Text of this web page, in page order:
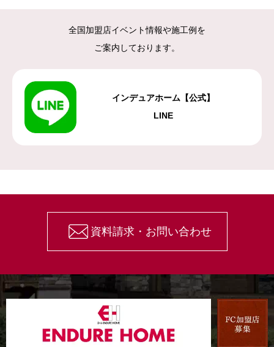
全国加盟店イベント情報や施工例を
ご案内しております。
インデュアホーム【公式】
LINE
資料請求・お問い合わせ